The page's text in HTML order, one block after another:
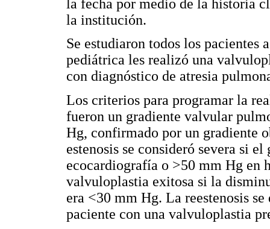
la fecha por medio de la historia
la institución.
Se estudiaron todos los pacientes
pediátrica les realizó una
con diagnóstico de atresia
Los criterios para programar la
fueron un gradiente valvular
Hg, confirmado por un gradiente
estenosis se consideró severa si
ecocardiografía o >50 mm Hg en
valvuloplastia exitosa si la
era <30 mm Hg. La reestenosis
paciente con una valvuloplastia